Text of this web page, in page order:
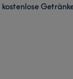
kostenlose